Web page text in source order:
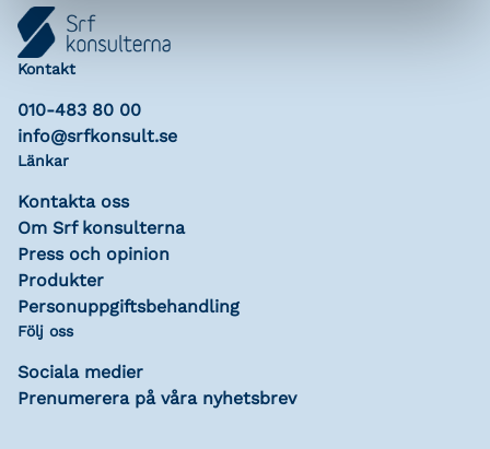
Kontakt
010-483 80 00
info@srfkonsult.se
Länkar
Kontakta oss
Om Srf konsulterna
Press och opinion
Produkter
Personuppgiftsbehandling
Följ oss
Sociala medier
Prenumerera på våra nyhetsbrev